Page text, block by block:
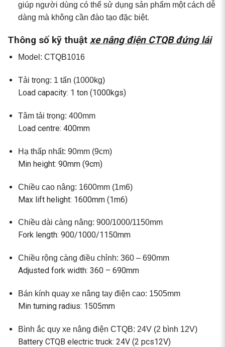
giúp người dùng có thể sử dụng sản phẩm một cách dễ
dàng mà không cần đào tạo đặc biệt.
Thông số kỹ thuật xe nâng điện CTQB đứng lái
Model: CTQB1016
Tải trọng: 1 tấn (1000kg)
Load capacity: 1 ton (1000kgs)
Tâm tải trọng: 400mm
Load centre: 400mm
Hạ thấp nhất: 90mm (9cm)
Min height: 90mm (9cm)
Chiều cao nâng: 1600mm (1m6)
Max lift helight: 1600mm (1m6)
Chiều dài càng nâng: 900/1000/1150mm
Fork length: 900/1000/1150mm
Chiều rộng càng điều chỉnh: 360 – 690mm
Adjusted fork width: 360 – 690mm
Bán kính quay xe nâng tay điện cao: 1505mm
Min turning radius: 1505mm
Bình ắc quy xe nâng điện CTQB: 24V (2 bình 12V)
Battery CTQB electric truck: 24V (2 pcs12V)